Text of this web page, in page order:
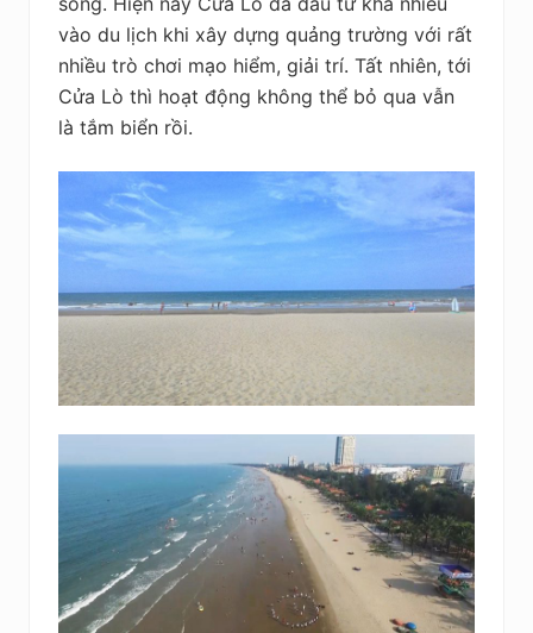
vào du lịch khi xây dựng quảng trường với rất
nhiều trò chơi mạo hiểm, giải trí. Tất nhiên, tới
Cửa Lò thì hoạt động không thể bỏ qua vẫn
là tắm biển rồi.